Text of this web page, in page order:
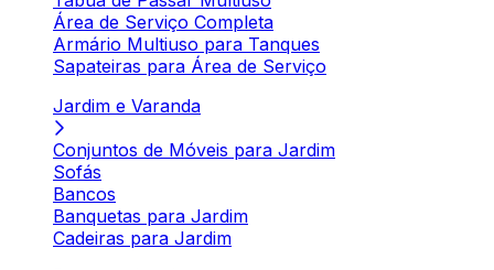
Área de Serviço Completa
Armário Multiuso para Tanques
Sapateiras para Área de Serviço
Jardim e Varanda
Conjuntos de Móveis para Jardim
Sofás
Bancos
Banquetas para Jardim
Cadeiras para Jardim